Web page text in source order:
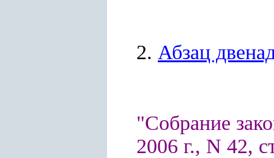
2. Абзац
"Собрание
2006 г., N 42,